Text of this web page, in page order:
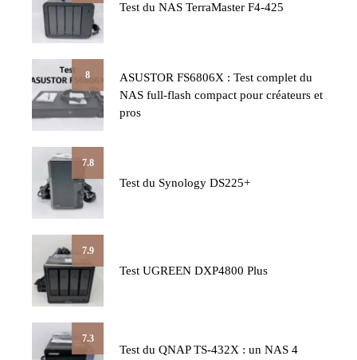
Test du NAS TerraMaster F4-425
8
ASUSTOR FS6806X : Test complet du
NAS full-flash compact pour créateurs et
pros
7.8
Test du Synology DS225+
7.9
Test UGREEN DXP4800 Plus
7.3
Test du QNAP TS-432X : un NAS 4